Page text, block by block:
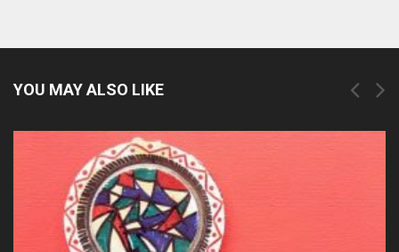
YOU MAY ALSO LIKE